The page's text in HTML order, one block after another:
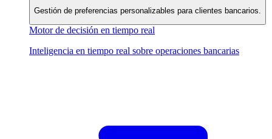
Gestión de preferencias personalizables para clientes bancarios.
Motor de decisión en tiempo real
Inteligencia en tiempo real sobre operaciones bancarias